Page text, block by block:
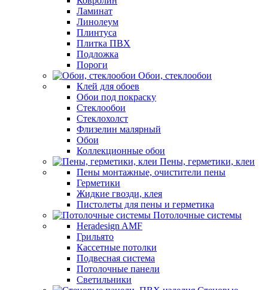
Ламинат
Линолеум
Плинтуса
Плитка ПВХ
Подложка
Пороги
Обои, стеклообои
Клей для обоев
Обои под покраску
Стеклообои
Стеклохолст
Флизелин малярный
Обои
Коллекционные обои
Пены, герметики, клеи
Пены монтажные, очистители пены
Герметики
Жидкие гвозди, клея
Пистолеты для пены и герметика
Потолочные системы
Heradesign AMF
Грильято
Кассетные потолки
Подвесная система
Потолочные панели
Светильники